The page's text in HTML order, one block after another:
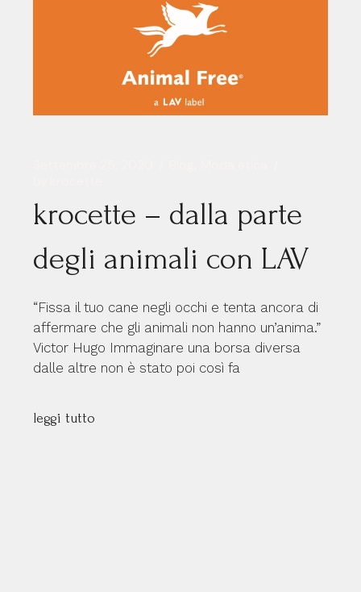
krocette – dalla parte
degli animali con LAV
“Fissa il tuo cane negli occhi e tenta ancora di
affermare che gli animali non hanno un’anima.”
Victor Hugo Immaginare una borsa diversa
dalle altre non è stato poi così fa
leggi tutto